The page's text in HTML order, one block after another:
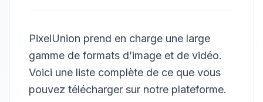
PixelUnion prend en charge une large
gamme de formats d’image et de vidéo.
Voici une liste complète de ce que vous
pouvez télécharger sur notre plateforme.